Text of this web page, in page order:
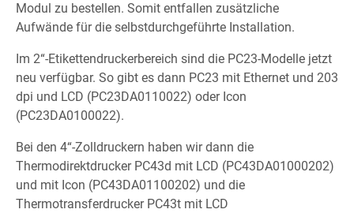
Modul zu bestellen. Somit entfallen zusätzliche
Aufwände für die selbstdurchgeführte Installation.
Im 2“-Etikettendruckerbereich sind die PC23-Modelle jetzt
neu verfügbar. So gibt es dann PC23 mit Ethernet und 203
dpi und LCD (PC23DA0110022) oder Icon
(PC23DA0100022).
Bei den 4“-Zolldruckern haben wir dann die
Thermodirektdrucker PC43d mit LCD (PC43DA01000202)
und mit Icon (PC43DA01100202) und die
Thermotransferdrucker PC43t mit LCD